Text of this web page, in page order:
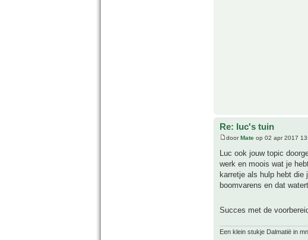
Re: luc's tuin
doorMate op 02 apr 2017
Luc ook jouw topic
werk en moois wat je
karretje als hulp hebt
boomvarens en dat
Succes met de
Een klein stukje Dalmatië in